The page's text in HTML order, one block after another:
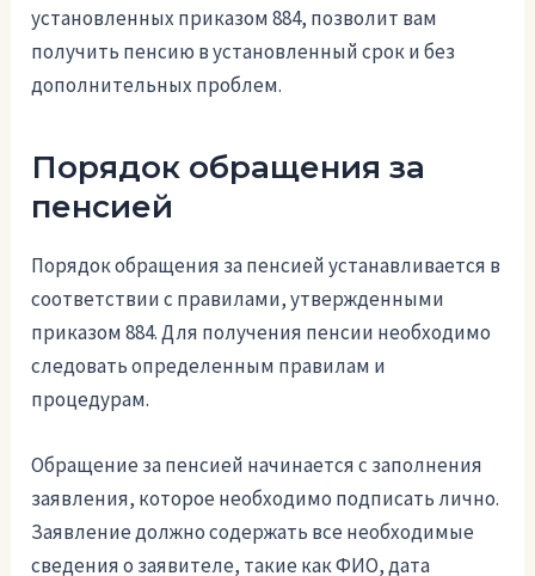
установленных приказом 884, позволит вам
получить пенсию в установленный срок и без
дополнительных проблем.
Порядок обращения за
пенсией
Порядок обращения за пенсией устанавливается в
соответствии с правилами, утвержденными
приказом 884. Для получения пенсии необходимо
следовать определенным правилам и
процедурам.
Обращение за пенсией начинается с заполнения
заявления, которое необходимо подписать лично.
Заявление должно содержать все необходимые
сведения о заявителе, такие как ФИО, дата